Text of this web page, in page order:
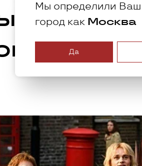
Мы определили Ваш
город как Москва
Да